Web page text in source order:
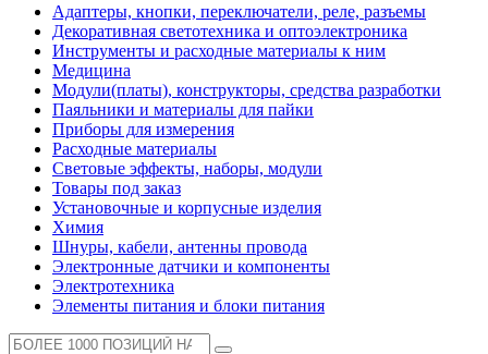
Адаптеры, кнопки, переключатели, реле, разъемы
Декоративная светотехника и оптоэлектроника
Инструменты и расходные материалы к ним
Медицина
Модули(платы), конструкторы, средства разработки
Паяльники и материалы для пайки
Приборы для измерения
Расходные материалы
Световые эффекты, наборы, модули
Товары под заказ
Установочные и корпусные изделия
Химия
Шнуры, кабели, антенны провода
Электронные датчики и компоненты
Электротехника
Элементы питания и блоки питания